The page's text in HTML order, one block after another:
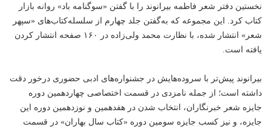
نخستین دفتر شعر فاطمه بیرانوند را با گفتن «سوگنامه باد» روانه بازار
کتاب کرد. این مجموعه که به‌گفتن جلد چهارم از سلسله‌کتاب‌های «سپهر
شعر» انتشار شده، با نظارت محمد ولی‌زاده در ۱۶۰ صفحه انتشار کردن
یافته است.
بیرانوند پیش‌تر با سروده‌هایش در جشنواره‌های ادبی حضوری درخور دقت
داشته است؛ از جمله نامزدی در قسمت اختصاصی چهاردهمین دوره
جایزه شعر خبرنگاران، انتخاب شدن در هفدهمین و نوزدهمین دوره این
جایزه، و نیز کسب جایزه سومین دوره «کتاب سال بهاران» در قسمت